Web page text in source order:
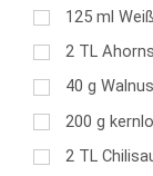
125 ml
2 TL
40 g
200 g
2 TL